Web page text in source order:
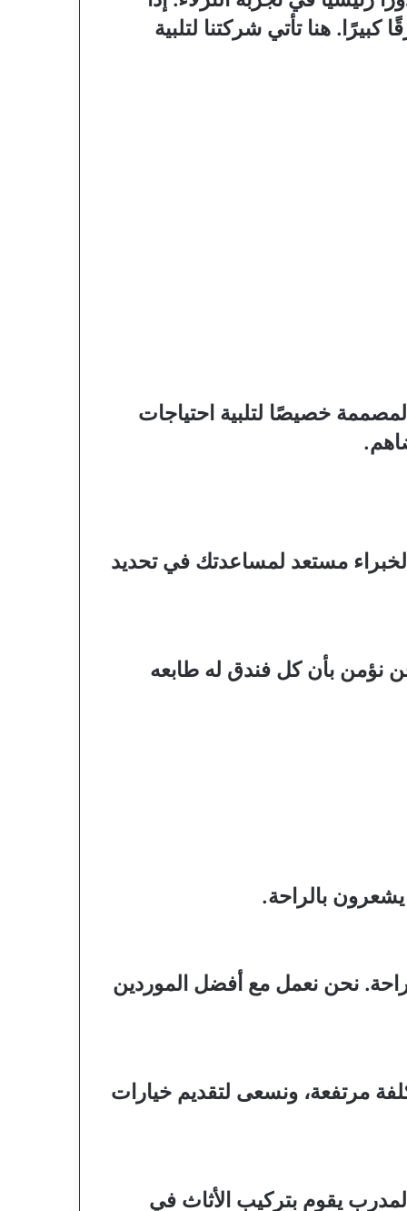
هنا تأتي شركتنا لتلبية
خصيصًا لتلبية احتياجات
مستعد لمساعدتك في تحديد
نؤمن بأن كل فندق له طابعه
بالراحة.
نحن نعمل مع أفضل الموردين
مرتفعة، ونسعى لتقديم خيارات
يقوم بتركيب الأثاث في